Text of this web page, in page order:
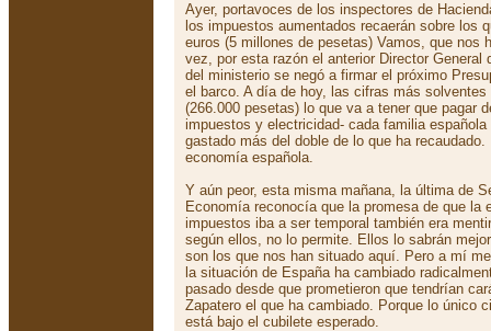
Ayer, portavoces de los inspectores de
los impuestos aumentados recaerán sobre los
euros (5 millones de pesetas) Vamos, que nos
vez, por esta razón el anterior Director General
del ministerio se negó a firmar el próximo
el barco. A día de hoy, las cifras más
(266.000 pesetas) lo que va a tener que pagar
impuestos y electricidad- cada familia
gastado más del doble de lo que ha
economía española.
Y aún peor, esta misma mañana, la última de
Economía reconocía que la promesa de que la
impuestos iba a ser temporal también era
según ellos, no lo permite. Ellos lo sabrán
son los que nos han situado aquí. Pero a mí
la situación de España ha cambiado
pasado desde que prometieron que tendrían
Zapatero el que ha cambiado. Porque lo único
está bajo el cubilete esperado.